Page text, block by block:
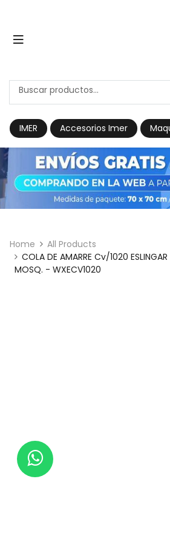
IMER Accesorios Imer
Home
All Products
COLA DE AMARRE Cv/1020
MOSQ. - WXECV1020